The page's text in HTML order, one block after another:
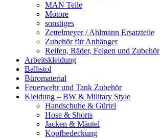
MAN Teile
Motore
sonstiges
Zettelmeyer / Ahlmann Ersatzteile
Zubehör für Anhänger
Reifen, Räder, Felgen und Zubehör
Arbeitskleidung
Ballistol
Büromaterial
Feuerwehr und Tank Zubehör
Kleidung – BW & Military Style
Handschuhe & Gürtel
Hose & Shorts
Jacken & Mäntel
Kopfbedeckung